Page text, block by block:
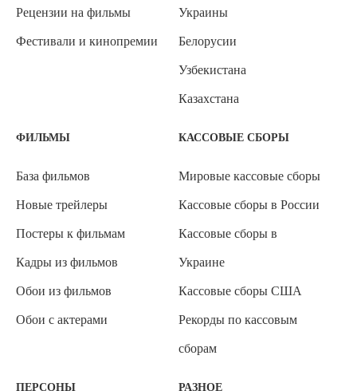
Рецензии на фильмы
Фестивали и кинопремии
Украины
Белорусии
Узбекистана
Казахстана
ФИЛЬМЫ
База фильмов
Новые трейлеры
Постеры к фильмам
Кадры из фильмов
Обои из фильмов
Обои с актерами
КАССОВЫЕ СБОРЫ
Мировые кассовые сборы
Кассовые сборы в России
Кассовые сборы в
Украине
Кассовые сборы США
Рекорды по кассовым
сборам
ПЕРСОНЫ РАЗНОЕ